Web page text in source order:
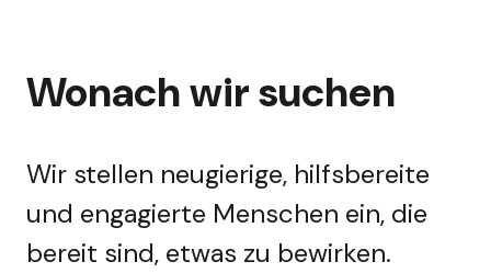
Wonach wir suchen
Wir stellen neugierige, hilfsbereite
und engagierte Menschen ein, die
bereit sind, etwas zu bewirken.